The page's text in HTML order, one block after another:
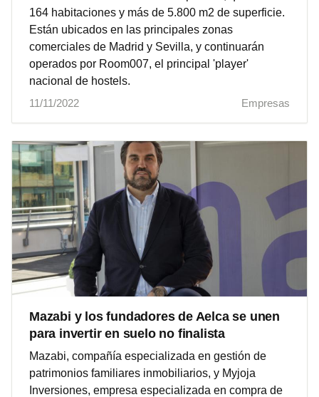
164 habitaciones y más de 5.800 m2 de superficie.
Están ubicados en las principales zonas
comerciales de Madrid y Sevilla, y continuarán
operados por Room007, el principal 'player'
nacional de hostels.
11/11/2022
Empresas
Mazabi y los fundadores de Aelca se unen
para invertir en suelo no finalista
Mazabi, compañía especializada en gestión de
patrimonios familiares inmobiliarios, y Myjoja
Inversiones, empresa especializada en compra de